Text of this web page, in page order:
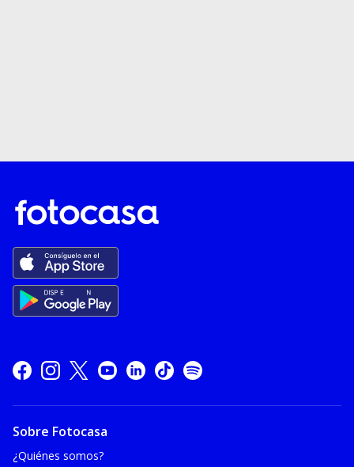
Sobre Fotocasa
¿Quiénes somos?